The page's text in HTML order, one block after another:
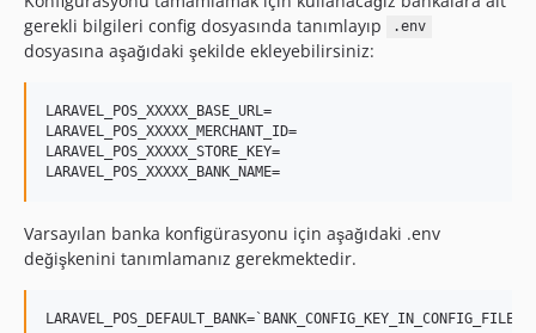
gerekli bilgileri config dosyasında tanımlayıp
.env
dosyasına aşağıdaki şekilde ekleyebilirsiniz:
LARAVEL_POS_XXXXX_BASE_URL=
LARAVEL_POS_XXXXX_MERCHANT_ID=
LARAVEL_POS_XXXXX_STORE_KEY=
Varsayılan banka konfigürasyonu için aşağıdaki .env
değişkenini tanımlamanız gerekmektedir.